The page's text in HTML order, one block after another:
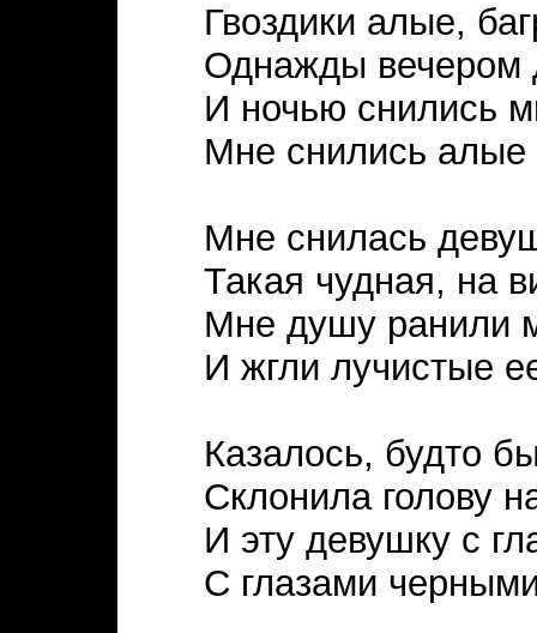
Гвоздики алые,
Однажды вечером
И ночью снились
Мне снились алые
Мне снилась
Такая чудная, на
Мне душу ранили
И жгли лучистые
Казалось, будто
Склонила голову
И эту девушку с
С глазами